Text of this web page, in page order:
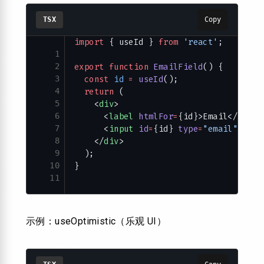
TSX Copy
1
2
3
4
5
6
7
8
9
10
11
import { useId } from 'react' ;
export function EmailField() {
  const
id = useId();
  return
(
    <
div>
      <
label htmlFor= {id}>Email</
      <
input id= {id} type= "email"
    </
div>
  );
}
示例：useOptimistic（乐观 UI）